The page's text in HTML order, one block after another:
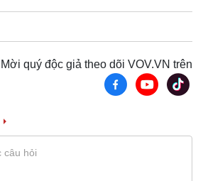
Mời quý độc giả theo dõi VOV.VN trên